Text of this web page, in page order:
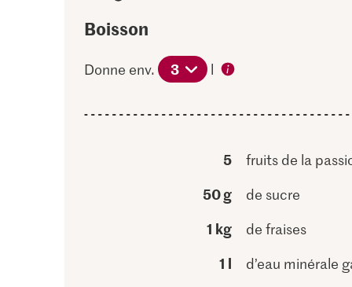
Boisson
Donne env. 3 l
5 fruits de la
50 g de sucre
1 kg de fraises
1 l d’eau minérale